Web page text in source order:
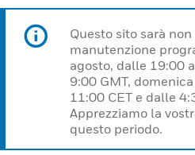
Questo sito sarà
manutenzione
agosto, dalle 19:00
9:00 GMT,
11:00 CET e dalle
Apprezziamo la
questo periodo.